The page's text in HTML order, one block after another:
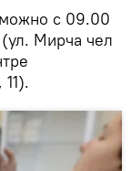
с 09.00
Мирча чел